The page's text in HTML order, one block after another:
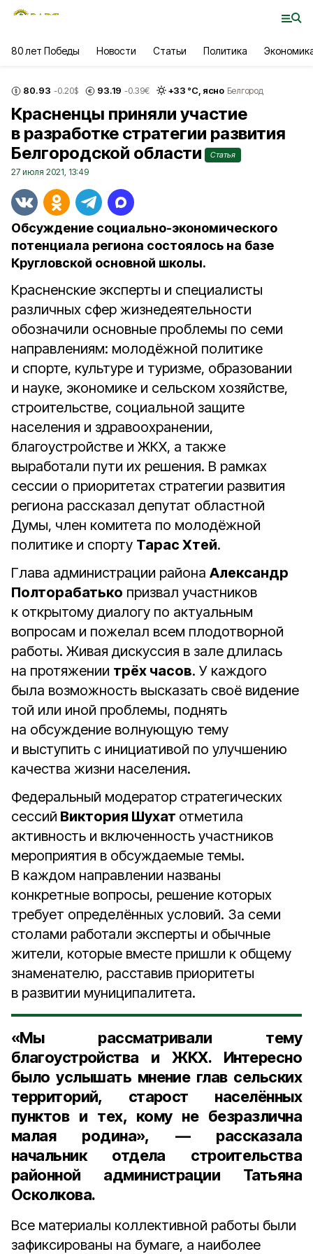
80 лет Победы Новости Статьи Политика
80.93 -0.20$ 93.19 -0.39€ +33 °С, ясно Белгород
Красненцы приняли участие
в разработке стратегии развития
Белгородской области
Статья
27 июля 2021, 13:49
Обсуждение социально-экономического
потенциала региона состоялось на базе
Кругловской основной школы.
Красненские эксперты и специалисты
различных сфер жизнедеятельности
обозначили основные проблемы по семи
направлениям: молодёжной политике
и спорте, культуре и туризме, образовании
и науке, экономике и сельском хозяйстве,
строительстве, социальной защите
населения и здравоохранении,
благоустройстве и ЖКХ, а также
выработали пути их решения. В рамках
сессии о приоритетах стратегии развития
региона рассказал депутат областной
Думы, член комитета по молодёжной
политике и спорту Тарас Хтей.
Глава администрации района Александр
Полторабатько призвал участников
к открытому диалогу по актуальным
вопросам и пожелал всем плодотворной
работы. Живая дискуссия в зале длилась
на протяжении трёх часов. У каждого
была возможность высказать своё видение
той или иной проблемы, поднять
на обсуждение волнующую тему
и выступить с инициативой по улучшению
качества жизни населения.
Федеральный модератор стратегических
сессий Виктория Шухат отметила
активность и включенность участников
мероприятия в обсуждаемые темы.
В каждом направлении названы
конкретные вопросы, решение которых
требует определённых условий. За семи
столами работали эксперты и обычные
жители, которые вместе пришли к общему
знаменателю, расставив приоритеты
в развитии муниципалитета.
«Мы рассматривали тему
благоустройства и ЖКХ. Интересно
было услышать мнение глав сельских
территорий, старост населённых
пунктов и тех, кому не безразлична
малая родина», — рассказала
начальник отдела строительства
районной администрации Татьяна
Осколкова.
Все материалы коллективной работы были
зафиксированы на бумаге, а наиболее